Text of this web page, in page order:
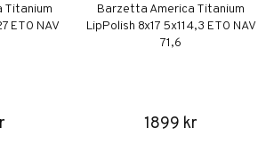
Titanium
ET0 NAV
Barzetta America Titanium
LipPolish 8x17 5x114,3 ET0 NAV
71,6
1899 kr